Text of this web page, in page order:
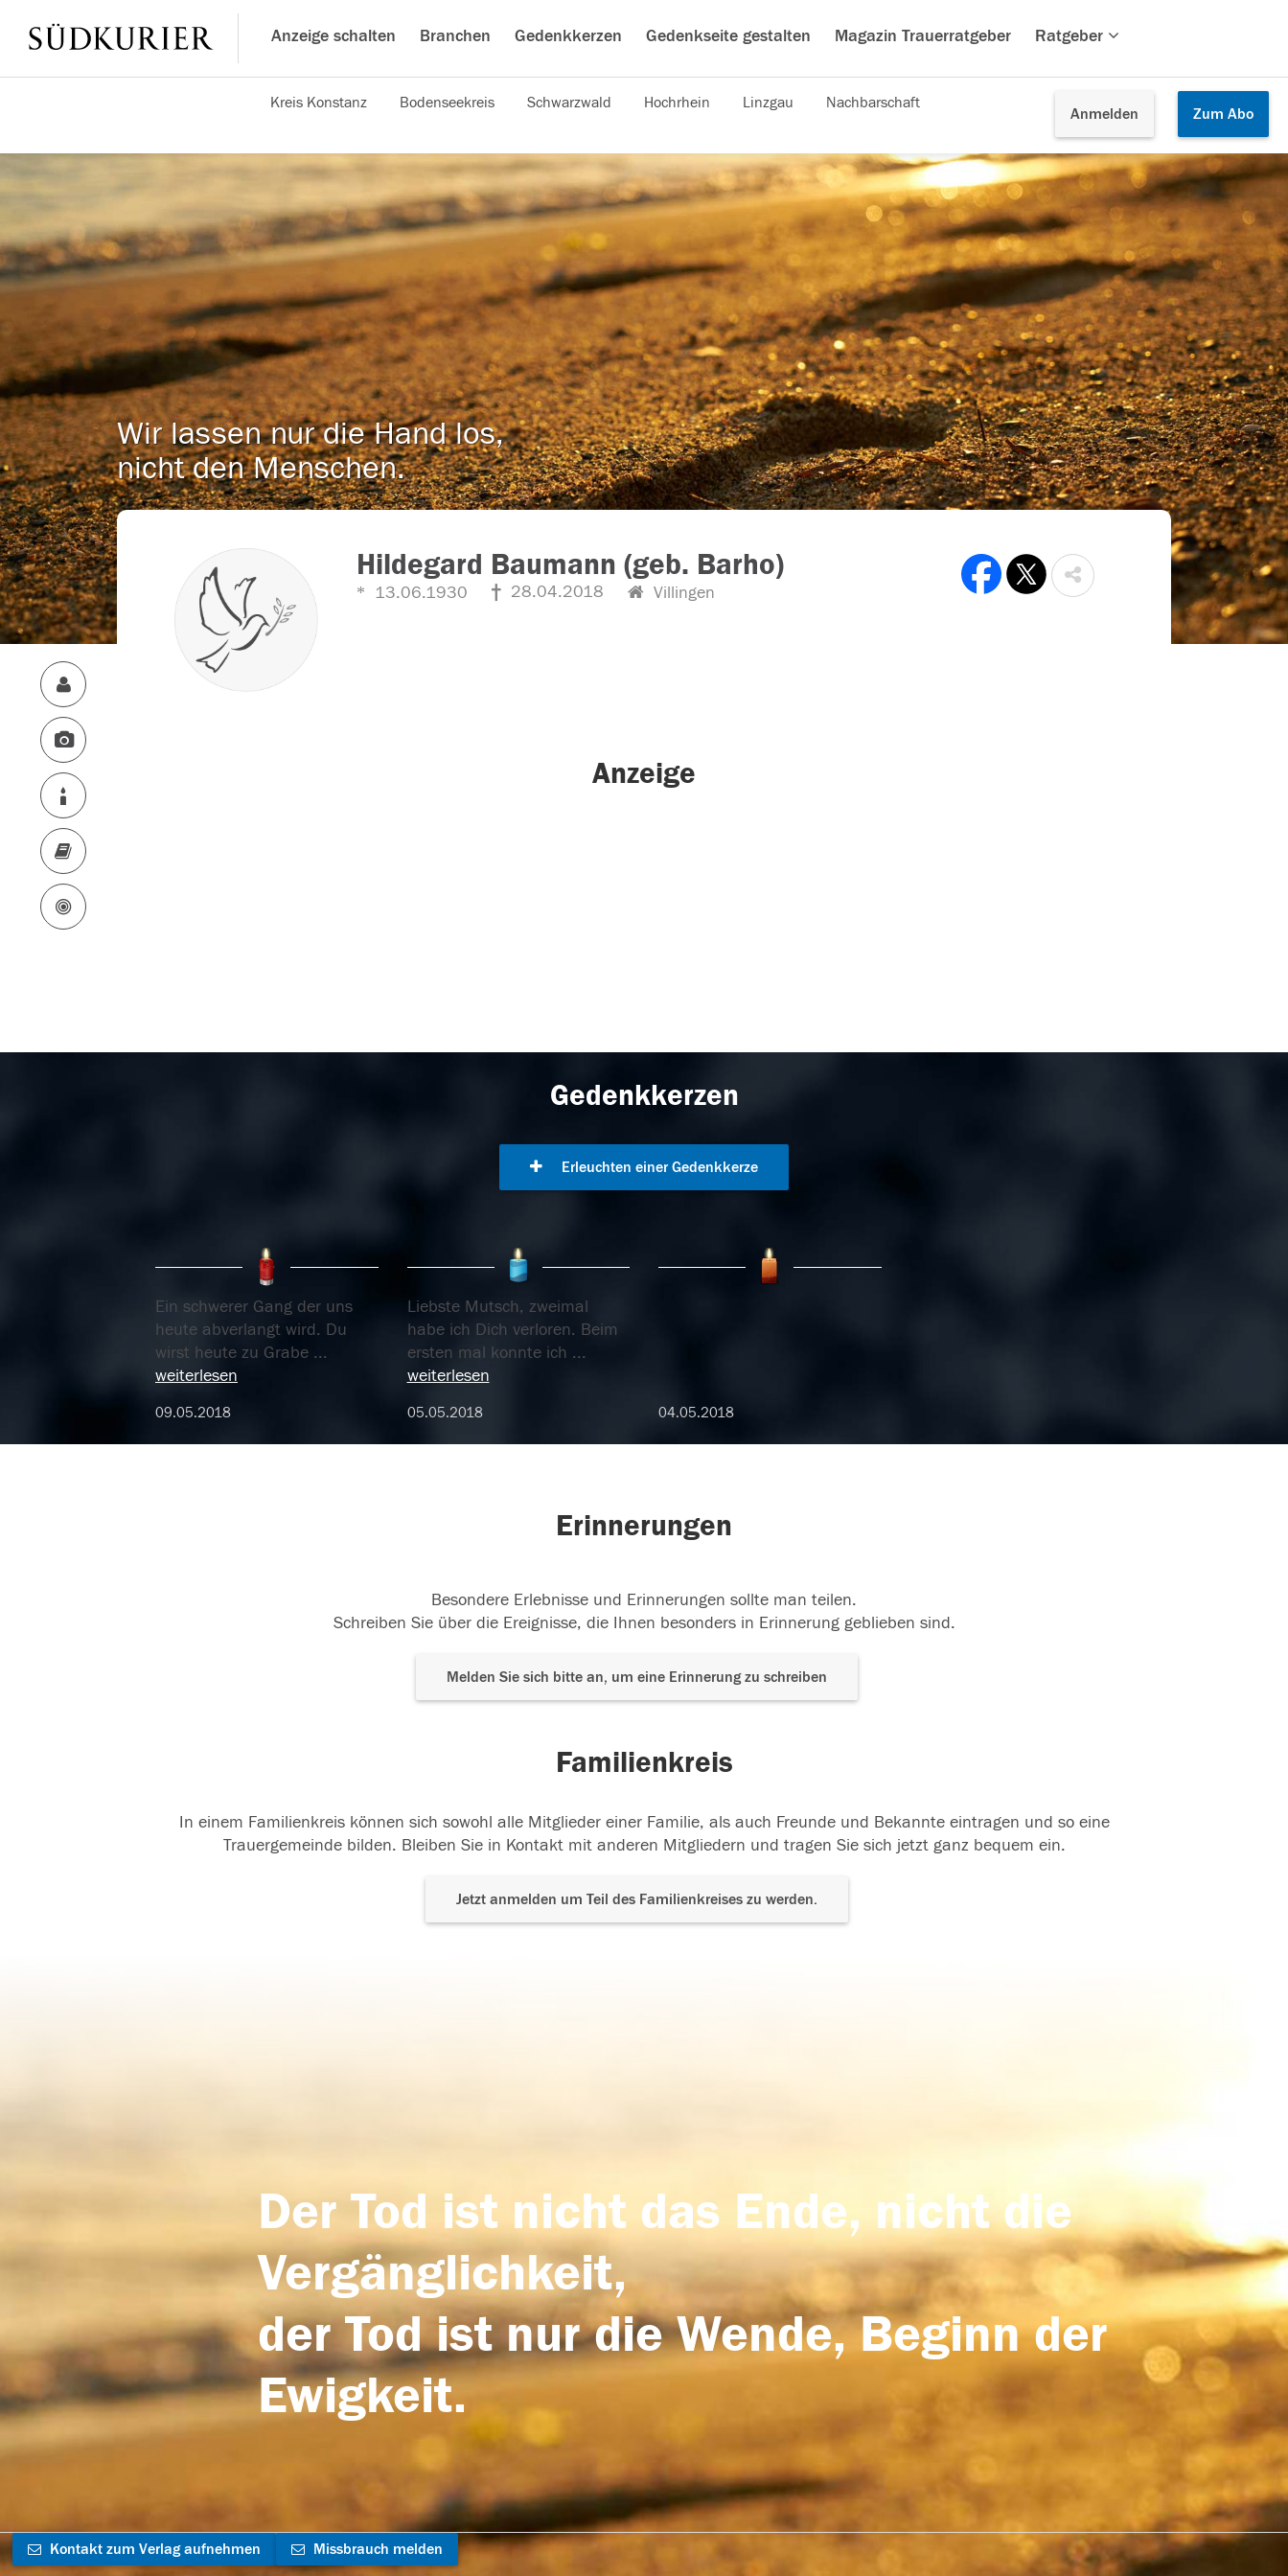
Anzeige schalten Branchen Gedenkkerzen Gedenkseite gestalten Magazin Trauerratgeber Ratgeber
Anmelden Zum Abo
Kreis Konstanz Bodenseekreis Schwarzwald Hochrhein Linzgau Nachbarschaft
Wir lassen nur die Hand los,
nicht den Menschen.
Hildegard Baumann (geb. Barho)
13.06.1930 28.04.2018 Villingen
Anzeige
Gedenkkerzen
Erleuchten einer Gedenkkerze
Ein schwerer Gang der uns
heute abverlangt wird. Du
wirst heute zu Grabe ...
weiterlesen
09.05.2018
Liebste Mutsch, zweimal
habe ich Dich verloren. Beim
ersten mal konnte ich ...
weiterlesen
05.05.2018 04.05.2018
Erinnerungen
Besondere Erlebnisse und Erinnerungen sollte man teilen.
Schreiben Sie über die Ereignisse, die Ihnen besonders in Erinnerung geblieben sind.
Melden Sie sich bitte an, um eine Erinnerung zu schreiben
Familienkreis
In einem Familienkreis können sich sowohl alle Mitglieder einer Familie, als auch Freunde und Bekannte eintragen und so eine
Trauergemeinde bilden. Bleiben Sie in Kontakt mit anderen Mitgliedern und tragen Sie sich jetzt ganz bequem ein.
Jetzt anmelden um Teil des Familienkreises zu werden.
Der Tod ist nicht das Ende, nicht die
Vergänglichkeit,
der Tod ist nur die Wende, Beginn der
Ewigkeit.
Kontakt zum Verlag aufnehmen Missbrauch melden